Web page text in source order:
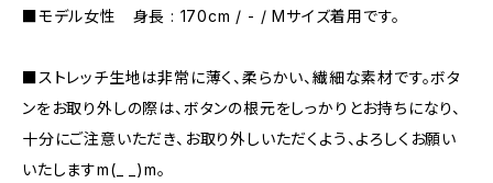
■モデル女性 身長 : 170cm / - / Mサイズ着用です。
■ストレッチ生地は非常に薄く、柔らかい、繊細な素材です。ボタ
ンをお取り外しの際は、ボタンの根元をしっかりとお持ちになり、
十分にご注意いただき、お取り外しいただくよう、よろしくお願い
いたしますm(_ _)m。